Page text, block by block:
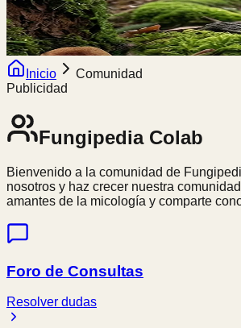
Inicio
Comunidad
Publicidad
FungipediaColab
Bienvenido a la comunidad de
nosotros y haz crecer nuestra
amantes de la micología y comparte
Foro de Consultas
Resolver dudas